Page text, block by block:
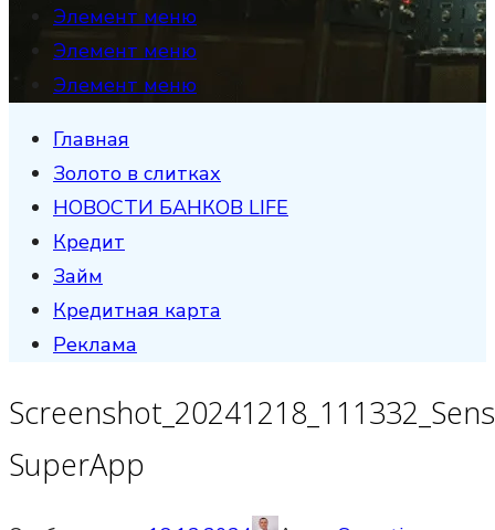
Элемент меню
Элемент меню
Элемент меню
Главная
Золото в слитках
НОВОСТИ БАНКОВ LIFE
Кредит
Займ
Кредитная карта
Реклама
SuperApp